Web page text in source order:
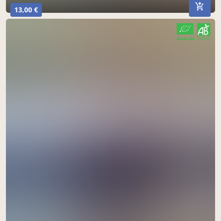
13,00 €
CERTIFIÉ PAR FR-BIO-01
AGRICULTURE FRANCE